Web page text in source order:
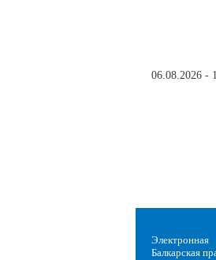
06.08.2026 -
Балкарская